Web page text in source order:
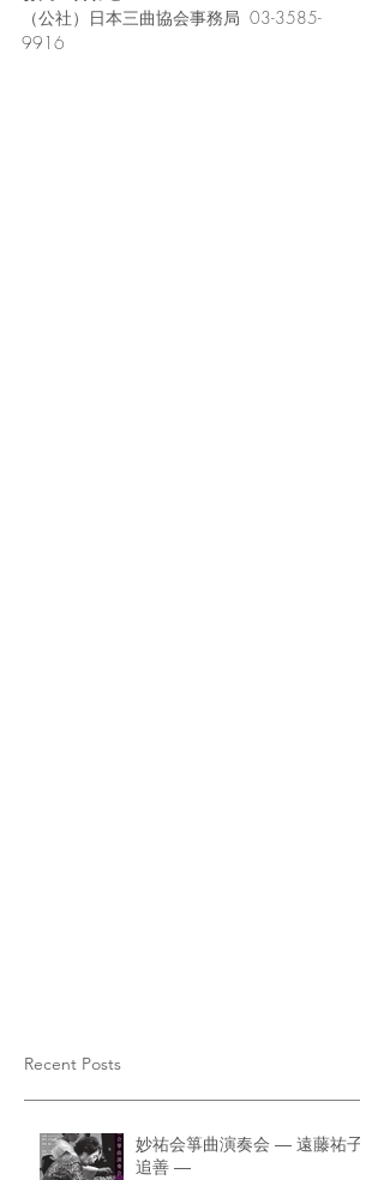
（公社）日本三曲協会事務局  03-3585-
9916
Recent Posts
妙祐会箏曲演奏会 ― 遠藤祐子
追善 ―